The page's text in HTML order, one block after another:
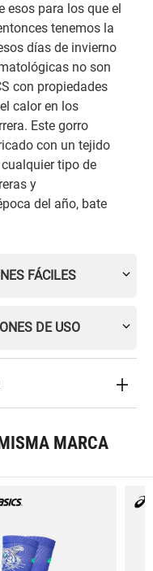
esos para los que el
tenemos la
días de invierno
no son
con propiedades
calor en los
Este gorro
con un tejido
tipo de
y
del año, bate
FÁCILES
DE USO
MARCA